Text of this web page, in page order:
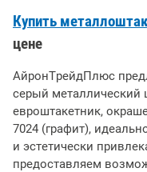
Купить
цене
АйронТрейдПлюс
серый металлический
евроштакетник,
7024 (графит),
и эстетически
предоставляем